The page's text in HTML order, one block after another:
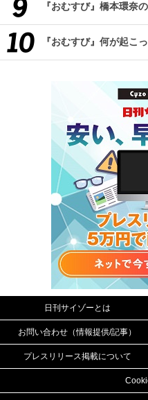
『おむすび』橋本環奈
『おむすび』何が起こ
日刊サイゾーとは
お問い合わせ（情報提供/記事）
プレスリリース掲載について